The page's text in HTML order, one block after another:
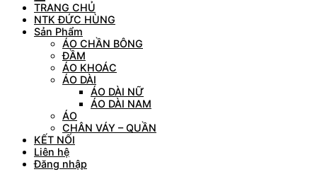
TRANG CHỦ
NTK ĐỨC HÙNG
Sản Phẩm
ÁO CHẦN BÔNG
ĐẦM
ÁO KHOÁC
ÁO DÀI
ÁO DÀI NỮ
ÁO DÀI NAM
ÁO
CHÂN VÁY – QUẦN
KẾT NỐI
Liên hệ
Đăng nhập